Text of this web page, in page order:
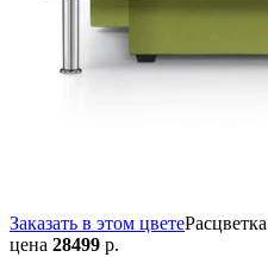
Заказать в этом цветеРасцветка
цена 28499 р.